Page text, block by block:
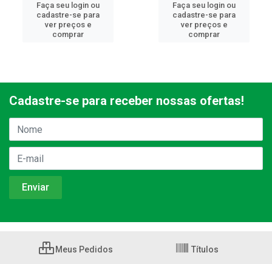
Faça seu login ou
cadastre-se para
ver preços e
comprar
Faça seu login ou
cadastre-se para
ver preços e
comprar
Cadastre-se para receber nossas ofertas!
Meus Pedidos Títulos